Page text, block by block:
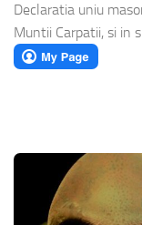
Declaratia uniu
Muntii Carpatii, si in